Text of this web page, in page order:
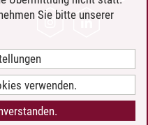
Sie bitte unserer
verwenden.